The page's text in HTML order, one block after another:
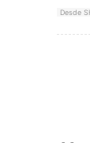
Desde